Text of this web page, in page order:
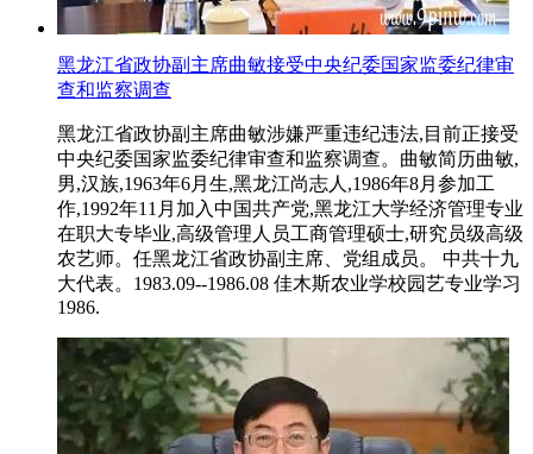
黑龙江省政协副主席曲敏接受中央纪委国家监委纪律审
查和监察调查
黑龙江省政协副主席曲敏涉嫌严重违纪违法,目前正接受
中央纪委国家监委纪律审查和监察调查。曲敏简历曲敏,
男,汉族,1963年6月生,黑龙江尚志人,1986年8月参加工
作,1992年11月加入中国共产党,黑龙江大学经济管理专业
在职大专毕业,高级管理人员工商管理硕士,研究员级高级
农艺师。任黑龙江省政协副主席、党组成员。 中共十九
大代表。1983.09--1986.08 佳木斯农业学校园艺专业学习
1986.